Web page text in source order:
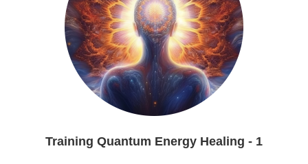
Training Quantum Energy Healing - 1